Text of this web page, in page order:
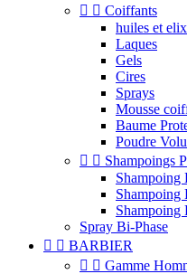
  Coiffants
huiles et
Laques
Gels
Cires
Sprays
Mousse
Baume
Poudre
  Shampoings
Shampoing
Shampoing
Spray Bi-Phase
  BARBIER
  Gamme